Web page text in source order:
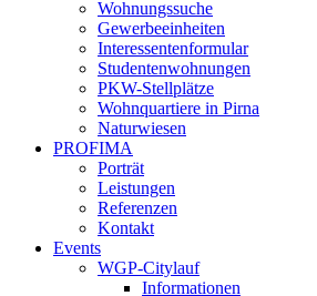
Wohnungssuche
Gewerbeeinheiten
Interessentenformular
Studentenwohnungen
PKW-Stellplätze
Wohnquartiere in Pirna
Naturwiesen
PROFIMA
Porträt
Leistungen
Referenzen
Kontakt
Events
WGP-Citylauf
Informationen